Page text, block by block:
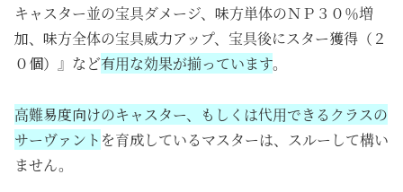
キャスター並の宝具ダメージ、味方単体のＮＰ３０％増
加、味方全体の宝具威力アップ、宝具後にスター獲得（２
０個）』など有用な効果が揃っています。
高難易度向けのキャスター、もしくは代用できるクラスの
サーヴァント を育成しているマスターは、スルーして構い
ません。